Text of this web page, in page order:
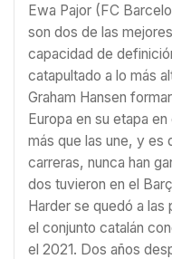
Ewa Pajor (FC
son dos de las
capacidad de
catapultado a lo más
Graham Hansen
Europa en su etapa
más que las une, y es
carreras, nunca han
dos tuvieron en el
Harder se quedó a las
el conjunto catalán
el 2021. Dos años